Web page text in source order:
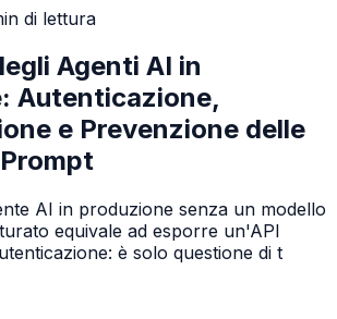
di lettura
Agenti AI in
Autenticazione,
e Prevenzione delle
AI in produzione senza un modello
equivale ad esporre un'API
è solo questione di t